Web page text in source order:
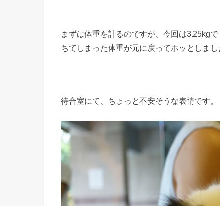
まずは体重を計るのですが、今回は3.25kg
ちてしまった体重が元に戻ってホッとしまし
待合室にて、ちょっと不安そうな表情です。